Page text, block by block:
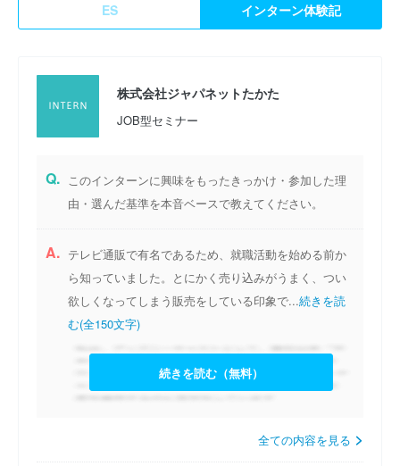
ES インターン体験記
株式会社ジャパネットたかた
JOB型セミナー
Q. このインターンに興味をもったきっかけ・参加した理
由・選んだ基準を本音ベースで教えてください。
A. テレビ通販で有名であるため、就職活動を始める前か
ら知っていました。とにかく売り込みがうまく、つい
欲しくなってしまう販売をしている印象で...続きを読
む(全150文字)
続きを読む（無料）
全ての内容を見る